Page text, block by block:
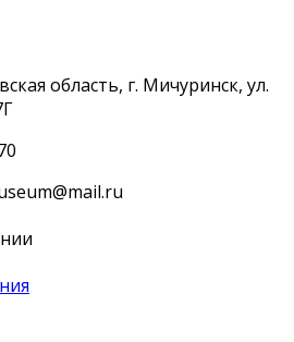
область, г. Мичуринск, ул.